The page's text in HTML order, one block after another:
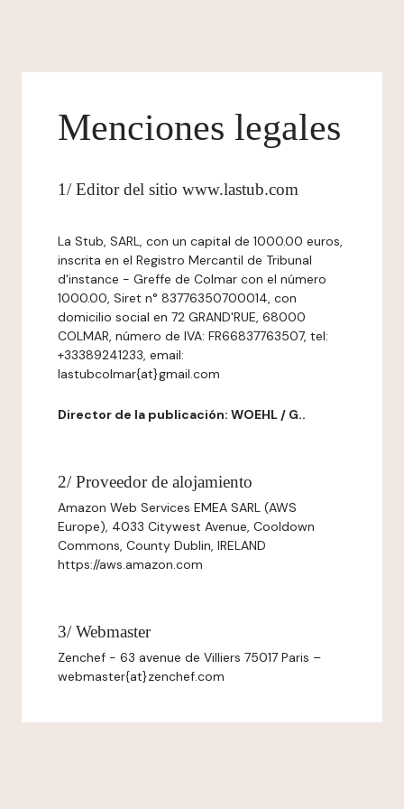
Menciones legales
1/ Editor del sitio www.lastub.com
La Stub, SARL, con un capital de 1000.00 euros,
inscrita en el Registro Mercantil de Tribunal
d'instance - Greffe de Colmar con el número
1000.00, Siret n° 83776350700014, con
domicilio social en 72 GRAND'RUE, 68000
COLMAR, número de IVA: FR66837763507, tel:
+33389241233, email:
lastubcolmar{at}gmail.com
Director de la publicación: WOEHL / G..
2/ Proveedor de alojamiento
Amazon Web Services EMEA SARL (AWS
Europe), 4033 Citywest Avenue, Cooldown
Commons, County Dublin, IRELAND
https://aws.amazon.com
3/ Webmaster
Zenchef - 63 avenue de Villiers 75017 Paris –
webmaster{at}zenchef.com